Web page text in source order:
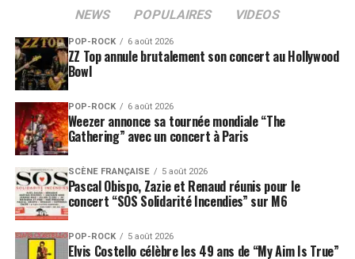
NEWS POPULAIRES VIDEOS
POP-ROCK 6 août 2026
ZZ Top annule brutalement son concert au Hollywood
Bowl
POP-ROCK 6 août 2026
Weezer annonce sa tournée mondiale “The
Gathering” avec un concert à Paris
SCÈNE FRANÇAISE 5 août 2026
Pascal Obispo, Zazie et Renaud réunis pour le
concert “SOS Solidarité Incendies” sur M6
POP-ROCK 5 août 2026
Elvis Costello célèbre les 49 ans de “My Aim Is True”